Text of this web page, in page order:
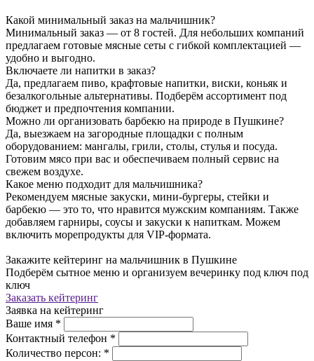
Какой минимальный заказ на мальчишник?
Минимальный заказ — от 8 гостей. Для небольших компаний
предлагаем готовые мясные сеты с гибкой комплектацией —
удобно и выгодно.
Включаете ли напитки в заказ?
Да, предлагаем пиво, крафтовые напитки, виски, коньяк и
безалкогольные альтернативы. Подберём ассортимент под
бюджет и предпочтения компании.
Можно ли организовать барбекю на природе в Пушкине?
Да, выезжаем на загородные площадки с полным
оборудованием: мангалы, грили, столы, стулья и посуда.
Готовим мясо при вас и обеспечиваем полный сервис на
свежем воздухе.
Какое меню подходит для мальчишника?
Рекомендуем мясные закуски, мини-бургеры, стейки и
барбекю — это то, что нравится мужским компаниям. Также
добавляем гарниры, соусы и закуски к напиткам. Можем
включить морепродукты для VIP-формата.
Закажите кейтеринг на мальчишник в Пушкине
Подберём сытное меню и организуем вечеринку под ключ под
ключ
Заказать кейтеринг
Заявка на кейтеринг
Ваше имя *
Контактный телефон *
Количество персон: *